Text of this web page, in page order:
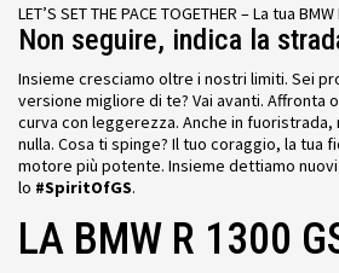
LET’S SET THE PACETOGETHER – La tua BMW
Non seguire, indica la
Insieme cresciamo oltre i nostri limiti. Sei
versione migliore di te? Vai avanti. Affronta
curva con leggerezza. Anche in
nulla. Cosa ti spinge? Il tuo coraggio, la tua
motore più potente. Insieme dettiamo
lo #SpiritOfGS.
LA BMW R 1300